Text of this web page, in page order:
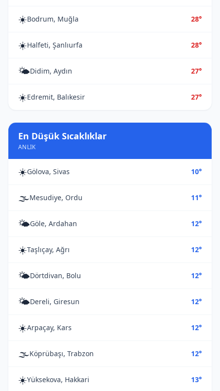
☀️Bodrum, Muğla 28°
☀️Halfeti, Şanlıurfa 28°
🌤️Didim, Aydın 27°
☀️Edremit, Balıkesir 27°
En Düşük Sıcaklıklar
ANLIK
☀️Gölova, Sivas 10°
🌫️Mesudiye, Ordu 11°
🌤️Göle, Ardahan 12°
☀️Taşlıçay, Ağrı 12°
🌤️Dörtdivan, Bolu 12°
🌤️Dereli, Giresun 12°
☀️Arpaçay, Kars 12°
🌫️Köprübaşı, Trabzon 12°
☀️Yüksekova, Hakkari 13°